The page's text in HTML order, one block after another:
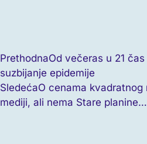
PrethodnaOd večeras u 21
suzbijanje epidemije
SledećaO cenama kvadratnog
mediji, ali nema Stare planine…